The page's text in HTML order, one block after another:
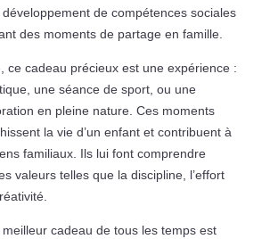
de compétences sociales
des moments de partage en famille.
ce cadeau précieux est une expérience :
une séance de sport, ou une
en pleine nature. Ces moments
la vie d’un enfant et contribuent à
familiaux. Ils lui font comprendre
valeurs telles que la discipline, l’effort
cadeau de tous les temps est